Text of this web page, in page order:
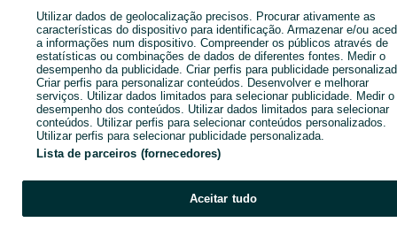
Ligar / SMS Enviar mensagem
Utilizar dados de geolocalização precisos. Procurar ativamente as
características do dispositivo para identificação. Armazenar e/ou
a informações num dispositivo. Compreender os públicos através de
estatísticas ou combinações de dados de diferentes fontes. Medir o
desempenho da publicidade. Criar perfis para publicidade
Criar perfis para personalizar conteúdos. Desenvolver e melhorar
serviços. Utilizar dados limitados para selecionar publicidade. Medir o
desempenho dos conteúdos. Utilizar dados limitados para selecionar
conteúdos. Utilizar perfis para selecionar conteúdos personalizados.
Utilizar perfis para selecionar publicidade personalizada.
Lista de parceiros (fornecedores)
Aceitar tudo